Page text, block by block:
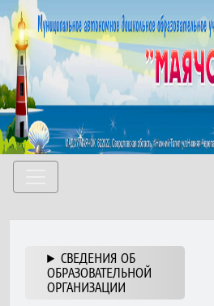
СВЕДЕНИЯ ОБ
ОБРАЗОВАТЕЛЬНОЙ
ОРГАНИЗАЦИИ